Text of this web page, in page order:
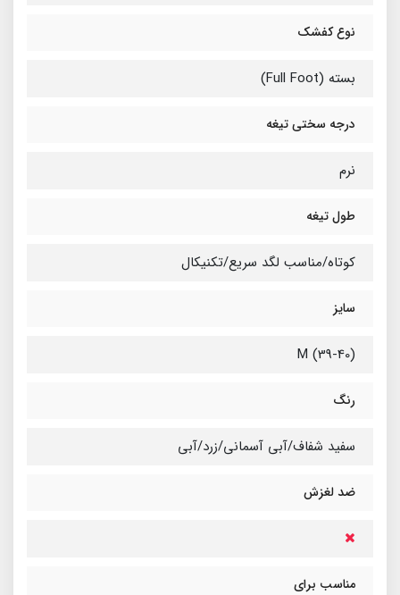
نوع کفشک
بسته (Full Foot)
درجه سختی تیغه
نرم
طول تیغه
کوتاه/مناسب لگد سریع/تکنیکال
سایز
M (39-40)
رنگ
سفید شفاف/آبی آسمانی/زرد/آبی
ضد لغزش
مناسب برای